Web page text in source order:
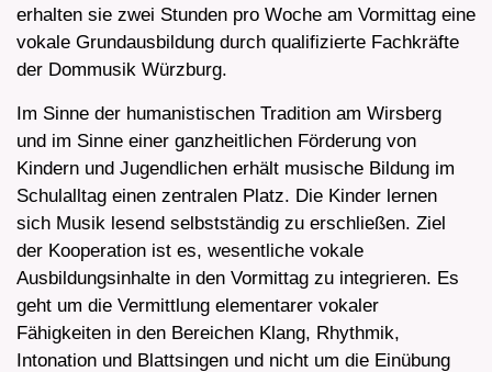
erhalten sie zwei Stunden pro Woche am Vormittag eine
vokale Grundausbildung durch qualifizierte Fachkräfte
der Dommusik Würzburg.
Im Sinne der humanistischen Tradition am Wirsberg
und im Sinne einer ganzheitlichen Förderung von
Kindern und Jugendlichen erhält musische Bildung im
Schulalltag einen zentralen Platz. Die Kinder lernen
sich Musik lesend selbstständig zu erschließen. Ziel
der Kooperation ist es, wesentliche vokale
Ausbildungsinhalte in den Vormittag zu integrieren. Es
geht um die Vermittlung elementarer vokaler
Fähigkeiten in den Bereichen Klang, Rhythmik,
Intonation und Blattsingen und nicht um die Einübung